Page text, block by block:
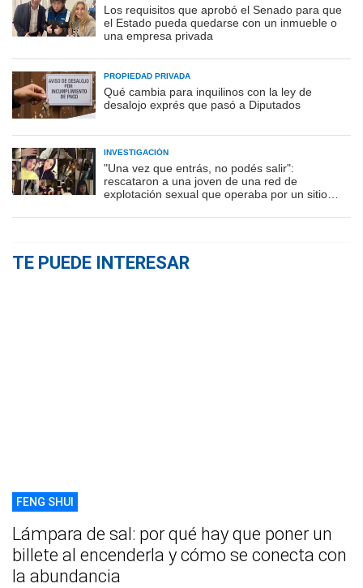
Los requisitos que aprobó el Senado para que
el Estado pueda quedarse con un inmueble o
una empresa privada
PROPIEDAD PRIVADA
Qué cambia para inquilinos con la ley de
desalojo exprés que pasó a Diputados
INVESTIGACIÓN
"Una vez que entrás, no podés salir":
rescataron a una joven de una red de
explotación sexual que operaba por un sitio
TE PUEDE INTERESAR
FENG SHUI
Lámpara de sal: por qué hay que poner un
billete al encenderla y cómo se conecta con
la abundancia